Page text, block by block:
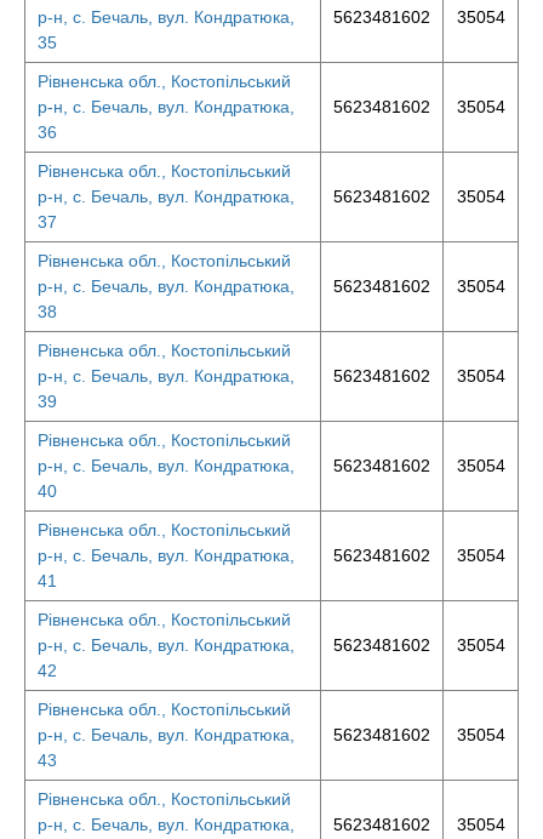
р-н, с. Бечаль, вул. Кондратюка,
35
5623481602 35054
Рівненська обл., Костопільський
р-н, с. Бечаль, вул. Кондратюка,
36
5623481602 35054
Рівненська обл., Костопільський
р-н, с. Бечаль, вул. Кондратюка,
37
5623481602 35054
Рівненська обл., Костопільський
р-н, с. Бечаль, вул. Кондратюка,
38
5623481602 35054
Рівненська обл., Костопільський
р-н, с. Бечаль, вул. Кондратюка,
39
5623481602 35054
Рівненська обл., Костопільський
р-н, с. Бечаль, вул. Кондратюка,
40
5623481602 35054
Рівненська обл., Костопільський
р-н, с. Бечаль, вул. Кондратюка,
41
5623481602 35054
Рівненська обл., Костопільський
р-н, с. Бечаль, вул. Кондратюка,
42
5623481602 35054
Рівненська обл., Костопільський
р-н, с. Бечаль, вул. Кондратюка,
43
5623481602 35054
Рівненська обл., Костопільський
р-н, с. Бечаль, вул. Кондратюка,
5623481602 35054